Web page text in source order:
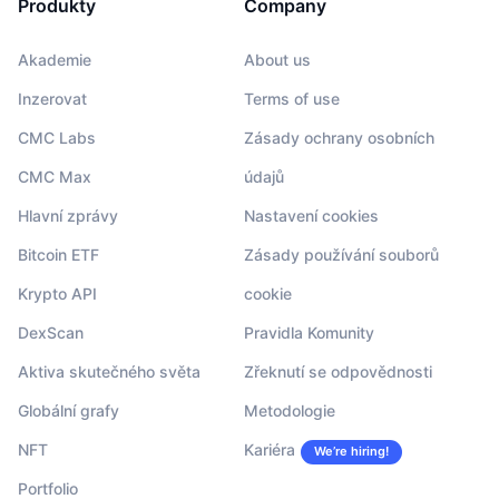
Produkty
Akademie
Inzerovat
CMC Labs
CMC Max
Hlavní zprávy
Bitcoin ETF
Krypto API
DexScan
Aktiva skutečného světa
Globální grafy
NFT
Portfolio
Company
About us
Terms of use
Zásady ochrany osobních
údajů
Nastavení cookies
Zásady používání souborů
cookie
Pravidla Komunity
Zřeknutí se odpovědnosti
Metodologie
Kariéra We’re hiring!